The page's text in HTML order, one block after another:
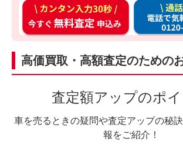
カ
ン
タ
ン
入
秒
通
料
無
料
電
で
高価買取・高額査定のための
査定額アップのポイ
車を売るときの疑問や査定アップの秘
報をご紹介！